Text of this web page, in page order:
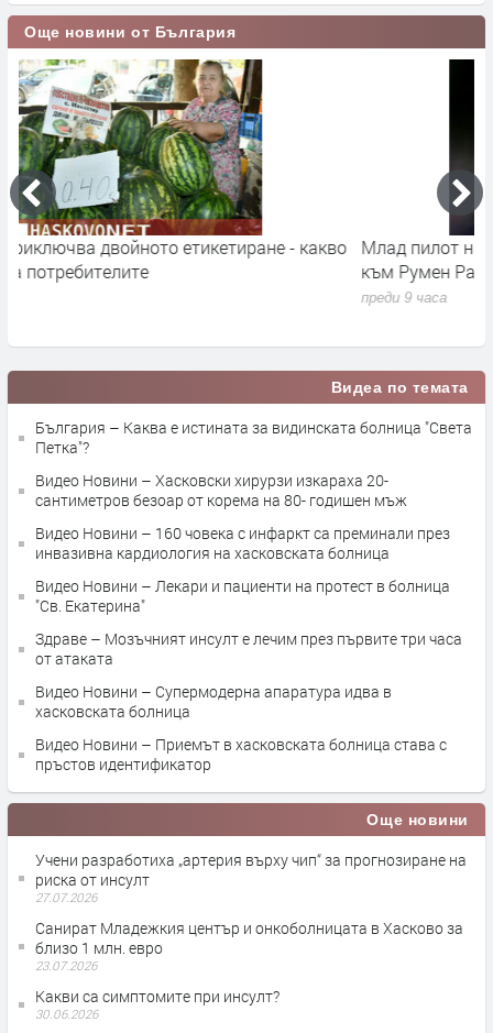
Още новини от България
Млад пилот напуска ВВС със скандално обръщение
към Румен Радев и компания
Видеа по темата
България – Каква е истината за видинската болница "Света
Петка"?
Видео Новини – Хасковски хирурзи изкараха 20-
сантиметров безоар от корема на 80- годишен мъж
Видео Новини – 160 човека с инфаркт са преминали през
инвазивна кардиология на хасковската болница
Видео Новини – Лекари и пациенти на протест в болница
"Св. Екатерина"
Здраве – Мозъчният инсулт е лечим през първите три часа
от атаката
Видео Новини – Супермодерна апаратура идва в
хасковската болница
Видео Новини – Приемът в хасковската болница става с
пръстов идентификатор
Още новини
Учени разработиха „артерия върху чип“ за прогнозиране на
риска от инсулт
27.07.2026
Санират Младежкия център и онкоболницата в Хасково за
близо 1 млн. евро
23.07.2026
Какви са симптомите при инсулт?
30.06.2026